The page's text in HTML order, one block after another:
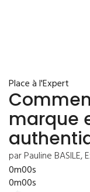
Place à l'Expert
marque
par Pauline
0m00s
0m00s